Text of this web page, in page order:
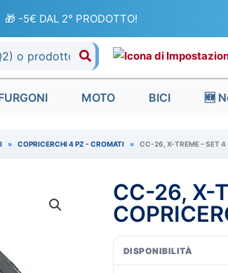
🎁 -5€ DAL 2° PRODOTTO!
MOTO BICI 🆕
» COPRICERCHI 4 PZ - CROMATI » CC-26, X-TREME – SET 4
CC-26, X-
DISPONIBILITÀ